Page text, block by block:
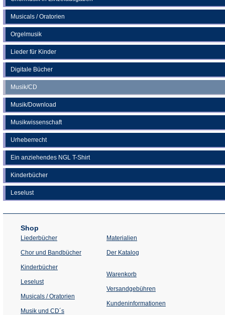
Musicals / Oratorien
Orgelmusik
Lieder für Kinder
Digitale Bücher
Musik/CD
Musik/Download
Musikwissenschaft
Urheberrecht
Ein anziehendes NGL T-Shirt
Kinderbücher
Leselust
Shop
Liederbücher
Chor und Bandbücher
Kinderbücher
Leselust
Musicals / Oratorien
Musik und CD´s
Materialien
Der Katalog
Warenkorb
Versandgebühren
Kundeninformationen